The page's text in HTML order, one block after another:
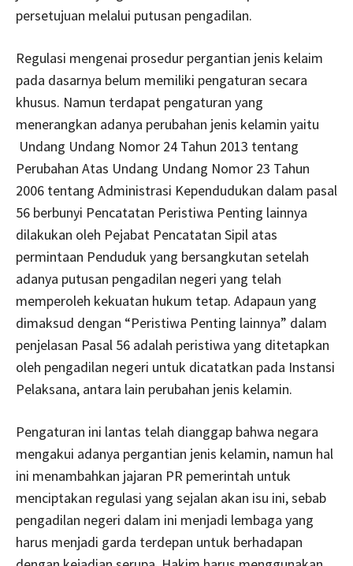
persetujuan melalui putusan pengadilan.
Regulasi mengenai prosedur pergantian jenis kelaim
pada dasarnya belum memiliki pengaturan secara
khusus. Namun terdapat pengaturan yang
menerangkan adanya perubahan jenis kelamin yaitu
Undang Undang Nomor 24 Tahun 2013 tentang
Perubahan Atas Undang Undang Nomor 23 Tahun
2006 tentang Administrasi Kependudukan dalam pasal
56 berbunyi Pencatatan Peristiwa Penting lainnya
dilakukan oleh Pejabat Pencatatan Sipil atas
permintaan Penduduk yang bersangkutan setelah
adanya putusan pengadilan negeri yang telah
memperoleh kekuatan hukum tetap. Adapaun yang
dimaksud dengan “Peristiwa Penting lainnya” dalam
penjelasan Pasal 56 adalah peristiwa yang ditetapkan
oleh pengadilan negeri untuk dicatatkan pada Instansi
Pelaksana, antara lain perubahan jenis kelamin.
Pengaturan ini lantas telah dianggap bahwa negara
mengakui adanya pergantian jenis kelamin, namun hal
ini menambahkan jajaran PR pemerintah untuk
menciptakan regulasi yang sejalan akan isu ini, sebab
pengadilan negeri dalam ini menjadi lembaga yang
harus menjadi garda terdepan untuk berhadapan